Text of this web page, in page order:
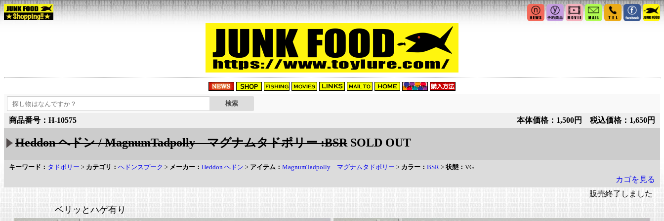
商品番号：H-10575 本体価格：1,500円 税込価格：1,650円
Heddon ヘドン / MagnumTadpolly マグナムタドポリー :BSR SOLD OUT
キーワード： タドポリー > カテゴリ： ヘドンスプーク > メーカー： Heddon ヘドン > アイテム： MagnumTadpolly マグナムタドポリー > カラー： BSR >状態： VG
カゴを見る
販売終了しました
ベリッとハゲ有り